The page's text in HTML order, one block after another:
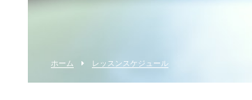
ホーム レッスンスケジュール